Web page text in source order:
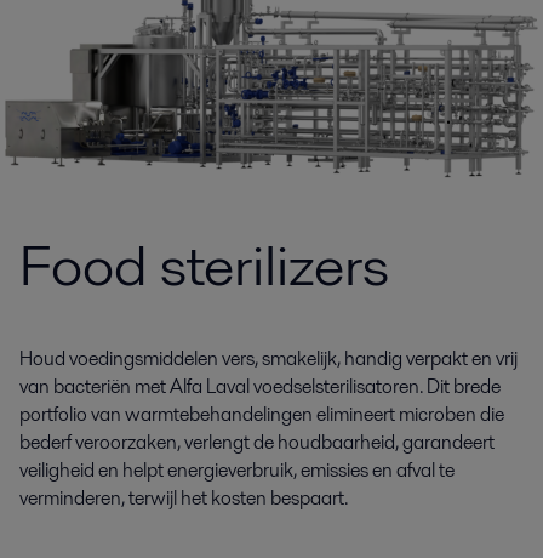
Food sterilizers
Houd voedingsmiddelen vers, smakelijk, handig verpakt en vrij
van bacteriën met Alfa Laval voedselsterilisatoren. Dit brede
portfolio van warmtebehandelingen elimineert microben die
bederf veroorzaken, verlengt de houdbaarheid, garandeert
veiligheid en helpt energieverbruik, emissies en afval te
verminderen, terwijl het kosten bespaart.